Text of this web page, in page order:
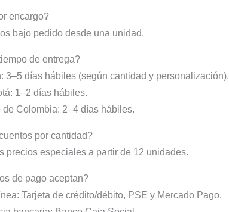
encargo?
bajo pedido desde una unidad.
de entrega?
3–5 días hábiles (según cantidad y personalización).
1–2 días hábiles.
de Colombia: 2–4 días hábiles.
por cantidad?
precios especiales a partir de 12 unidades.
de pago aceptan?
Tarjeta de crédito/débito, PSE y Mercado Pago.